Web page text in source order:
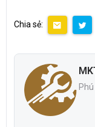
Chia sẻ: